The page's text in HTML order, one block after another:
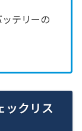
テリーの
ックリス